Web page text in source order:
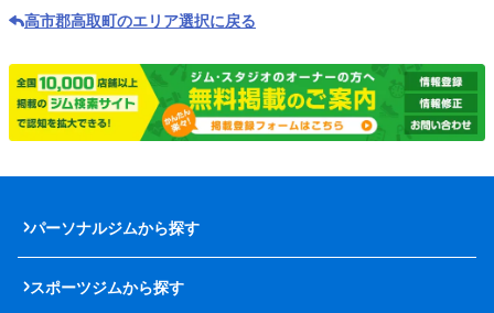
高市郡高取町のエリア選択に戻る
パーソナルジムから探す
スポーツジムから探す